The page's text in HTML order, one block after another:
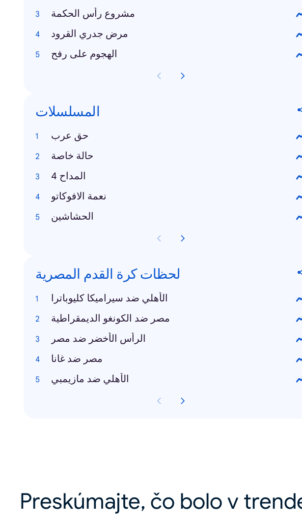
مشروع رأس الحكمة
مرض جدري القرود
الهجوم على رفح
المسلسلات
حق عرب
حالة خاصة
المداح 4
نعمة الافوكاتو
الحشاشين
لحظات كرة القدم المصرية
الأهلي ضد سيراميكا كليوباترا
مصر ضد الكونغو الديمقراطية
الرأس الأخضر ضد مصر
مصر ضد غانا
الأهلي ضد مازيمبي
Preskúmajte, čo bolo v